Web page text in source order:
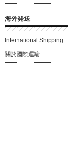
海外発送
International Shipping
關於國際運輸